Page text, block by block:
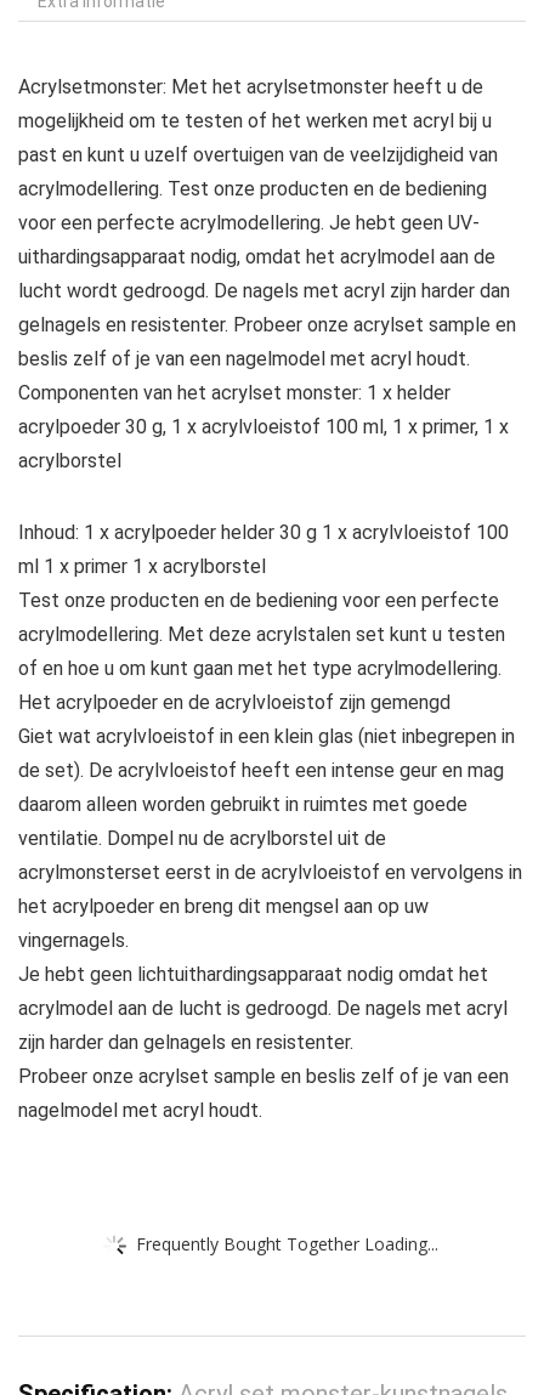
Acrylsetmonster: Met het acrylsetmonster heeft u de
mogelijkheid om te testen of het werken met acryl bij u
past en kunt u uzelf overtuigen van de veelzijdigheid van
acrylmodellering. Test onze producten en de bediening
voor een perfecte acrylmodellering. Je hebt geen UV-
uithardingsapparaat nodig, omdat het acrylmodel aan de
lucht wordt gedroogd. De nagels met acryl zijn harder dan
gelnagels en resistenter. Probeer onze acrylset sample en
beslis zelf of je van een nagelmodel met acryl houdt.
Componenten van het acrylset monster: 1 x helder
acrylpoeder 30 g, 1 x acrylvloeistof 100 ml, 1 x primer, 1 x
acrylborstel
Inhoud: 1 x acrylpoeder helder 30 g 1 x acrylvloeistof 100
ml 1 x primer 1 x acrylborstel
Test onze producten en de bediening voor een perfecte
acrylmodellering. Met deze acrylstalen set kunt u testen
of en hoe u om kunt gaan met het type acrylmodellering.
Het acrylpoeder en de acrylvloeistof zijn gemengd
Giet wat acrylvloeistof in een klein glas (niet inbegrepen in
de set). De acrylvloeistof heeft een intense geur en mag
daarom alleen worden gebruikt in ruimtes met goede
ventilatie. Dompel nu de acrylborstel uit de
acrylmonsterset eerst in de acrylvloeistof en vervolgens in
het acrylpoeder en breng dit mengsel aan op uw
vingernagels.
Je hebt geen lichtuithardingsapparaat nodig omdat het
acrylmodel aan de lucht is gedroogd. De nagels met acryl
zijn harder dan gelnagels en resistenter.
Probeer onze acrylset sample en beslis zelf of je van een
nagelmodel met acryl houdt.
Frequently Bought Together Loading...